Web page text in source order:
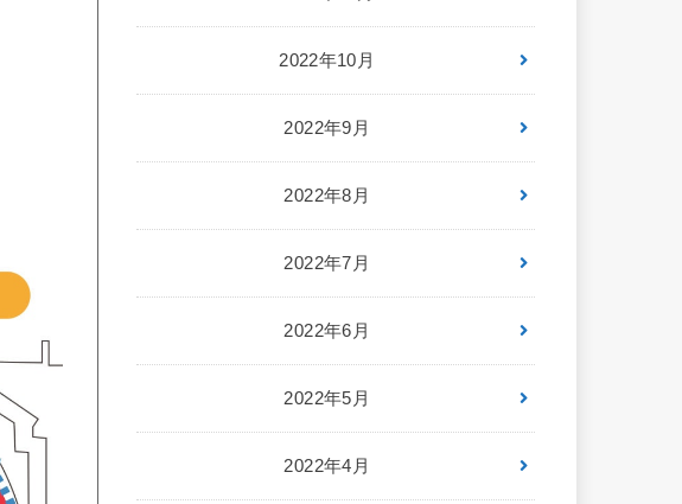
2022年10月
2022年9月
2022年8月
2022年7月
2022年6月
2022年5月
2022年4月